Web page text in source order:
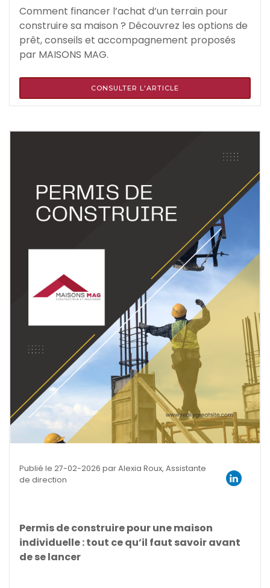
Comment financer l’achat d’un terrain pour
construire sa maison ? Découvrez les options de
prêt, conseils et accompagnement proposés
par MAISONS MAG.
CONSULTER L'ARTICLE
Publié le 27-02-2026 par Alexia Roux, Assistante
de direction
Permis de construire pour une maison
individuelle : tout ce qu’il faut savoir avant
de se lancer